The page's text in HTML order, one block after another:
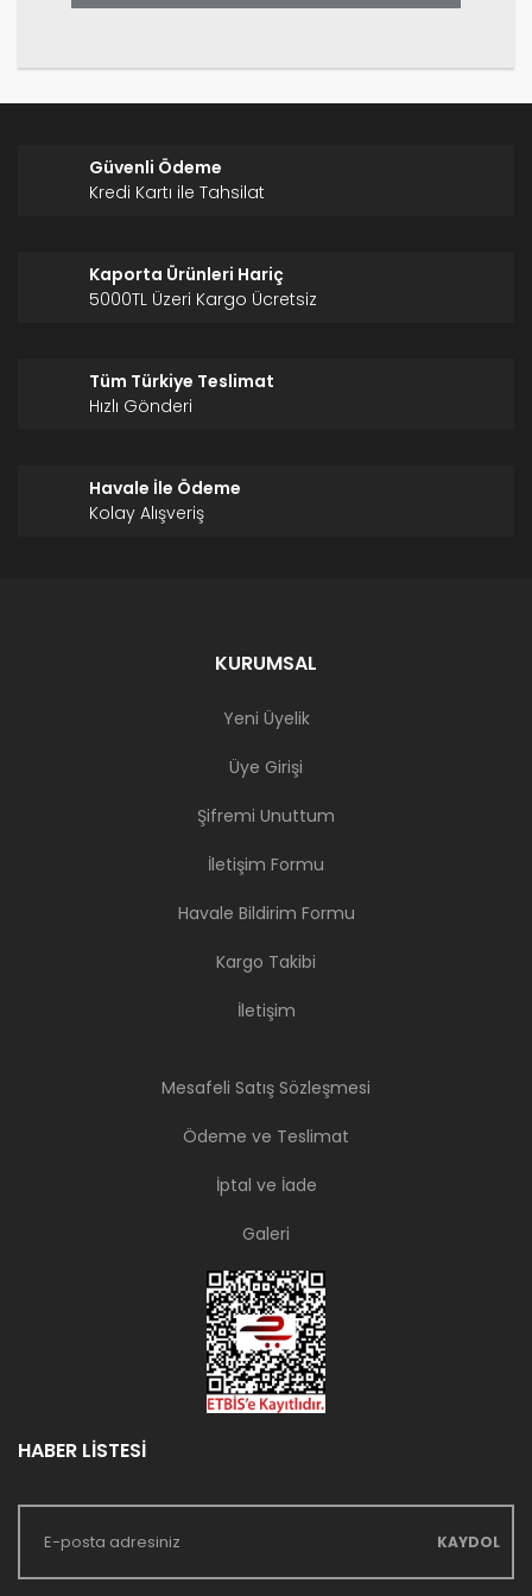
Güvenli Ödeme
Kredi Kartı ile Tahsilat
Kaporta Ürünleri Hariç
5000TL Üzeri Kargo Ücretsiz
Tüm Türkiye Teslimat
Hızlı Gönderi
Havale İle Ödeme
Kolay Alışveriş
KURUMSAL
Yeni Üyelik
Üye Girişi
Şifremi Unuttum
İletişim Formu
Havale Bildirim Formu
Kargo Takibi
İletişim
Mesafeli Satış Sözleşmesi
Ödeme ve Teslimat
İptal ve İade
Galeri
HABER LİSTESİ
KAYDOL